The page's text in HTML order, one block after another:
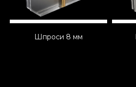
Шпроси 8 мм